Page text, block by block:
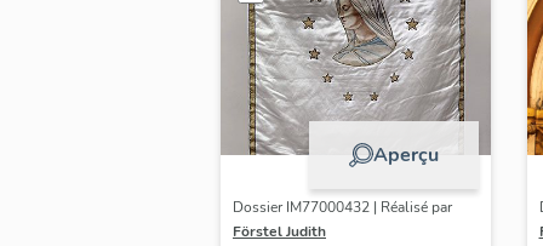
Aperçu
Dossier IM77000432 | Réalisé par
Förstel Judith